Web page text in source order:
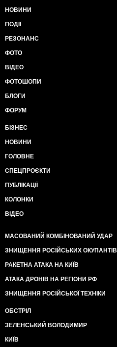
НОВИНИ
ПОДІЇ
РЕЗОНАНС
ФОТО
ВІДЕО
ФОТОШОПИ
БЛОГИ
ФОРУМ
БІЗНЕС
НОВИНИ
ГОЛОВНЕ
СПЕЦПРОЄКТИ
ПУБЛІКАЦІЇ
КОЛОНКИ
ВІДЕО
МАСОВАНИЙ КОМБІНОВАНИЙ УДАР
ЗНИЩЕННЯ РОСІЙСЬКИХ ОКУПАНТІВ
РАКЕТНА АТАКА НА КИЇВ
АТАКА ДРОНІВ НА РЕГІОНИ РФ
ЗНИЩЕННЯ РОСІЙСЬКОЇ ТЕХНІКИ
ОБСТРІЛ
ЗЕЛЕНСЬКИЙ ВОЛОДИМИР
КИЇВ